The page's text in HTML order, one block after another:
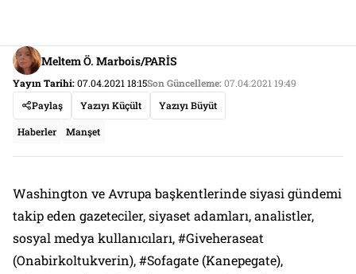
Meltem Ö. Marbois/PARİS
Yayın Tarihi:07.04.2021 18:15Son Güncelleme:07.04.2021 19:49
Paylaş
Yazıyı Küçült Yazıyı Büyüt
Haberler Manşet
Washington ve Avrupa başkentlerinde siyasi gündemi
takip eden gazeteciler, siyaset adamları, analistler,
sosyal medya kullanıcıları, #Giveheraseat
(Onabirkoltukverin), #Sofagate (Kanepegate),